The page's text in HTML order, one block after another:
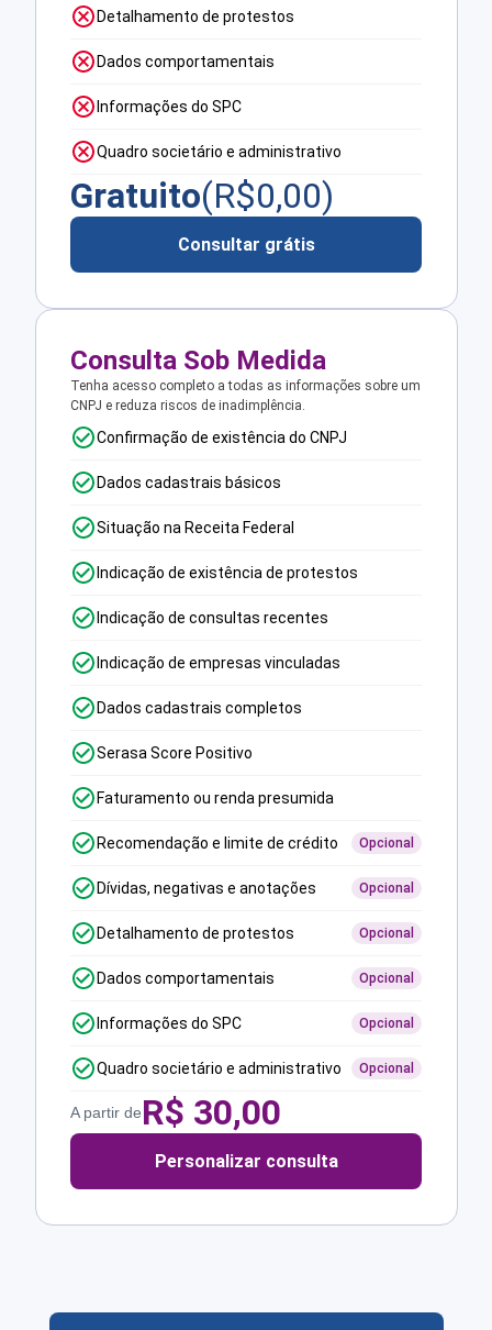
Detalhamento de protestos
Dados comportamentais
Informações do SPC
Quadro societário e administrativo
Gratuito(R$0,00)
Consultar grátis
Consulta Sob Medida
Tenha acesso completo a todas as informações sobre um
CNPJ e reduza riscos de inadimplência.
Confirmação de existência do CNPJ
Dados cadastrais básicos
Situação na Receita Federal
Indicação de existência de protestos
Indicação de consultas recentes
Indicação de empresas vinculadas
Dados cadastrais completos
Serasa Score Positivo
Faturamento ou renda presumida
Recomendação e limite de crédito Opcional
Dívidas, negativas e anotações Opcional
Detalhamento de protestos Opcional
Dados comportamentais Opcional
Informações do SPC Opcional
Quadro societário e administrativo Opcional
A partir deR$ 30,00
Personalizar consulta